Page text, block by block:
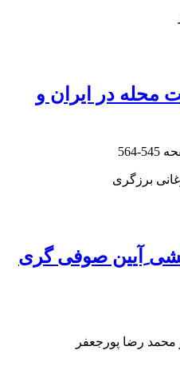
محله در ایران و
545-564
برزگری
ِآیین صوفی گری
محمد رضا پورجعفر